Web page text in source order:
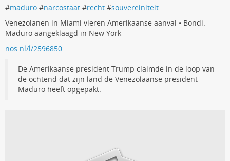
#maduro #narcostaat #recht #souvereiniteit
Venezolanen in Miami vieren Amerikaanse aanval • Bondi:
Maduro aangeklaagd in New York
nos.nl/l/2596850
De Amerikaanse president Trump claimde in de loop van
de ochtend dat zijn land de Venezolaanse president
Maduro heeft opgepakt.